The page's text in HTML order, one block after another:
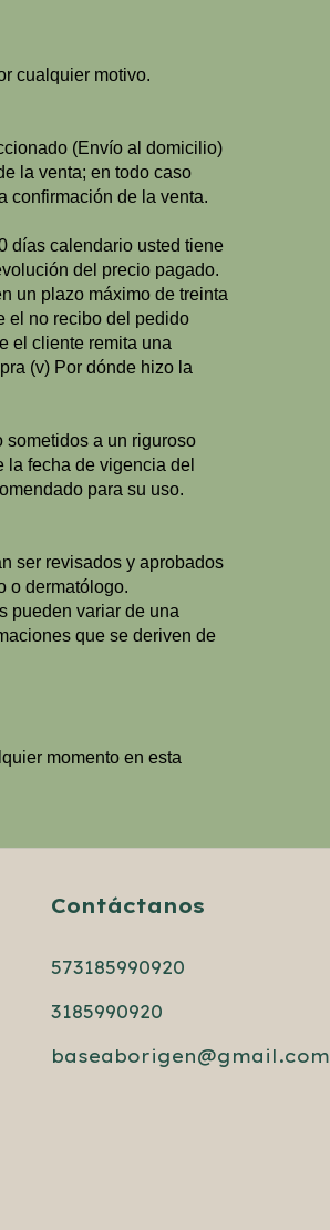
cualquier motivo.
(Envío al domicilio)
la venta; en todo caso
confirmación de la venta.
días calendario usted tiene
del precio pagado.
un plazo máximo de treinta
el no recibo del pedido
el cliente remita una
(v) Por dónde hizo la
sometidos a un riguroso
fecha de vigencia del
para su uso.
ser revisados y aprobados
o dermatólogo.
pueden variar de una
que se deriven de
momento en esta
Contáctanos
573185990920
3185990920
baseaborigen@gmail.com